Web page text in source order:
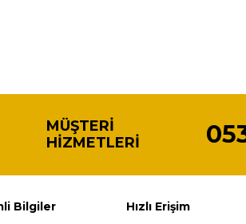
MÜŞTERI
HIZMETLERI
Bilgiler Hızlı Erişim